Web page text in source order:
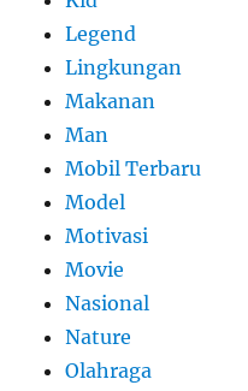
Legend
Lingkungan
Makanan
Man
Mobil Terbaru
Model
Motivasi
Movie
Nasional
Nature
Olahraga